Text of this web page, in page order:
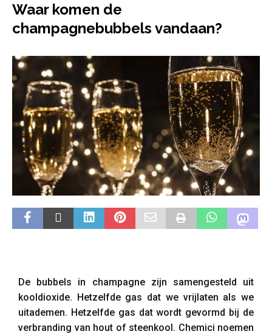
Waar komen de
champagnebubbels vandaan?
De bubbels in champagne zijn samengesteld uit
kooldioxide. Hetzelfde gas dat we vrijlaten als we
uitademen. Hetzelfde gas dat wordt gevormd bij de
verbranding van hout of steenkool. Chemici noemen